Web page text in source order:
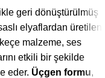
geri dönüştürülmüş
elyaflardan üretilen
malzeme, ses
etkili bir şekilde
eder. Üçgen formu,